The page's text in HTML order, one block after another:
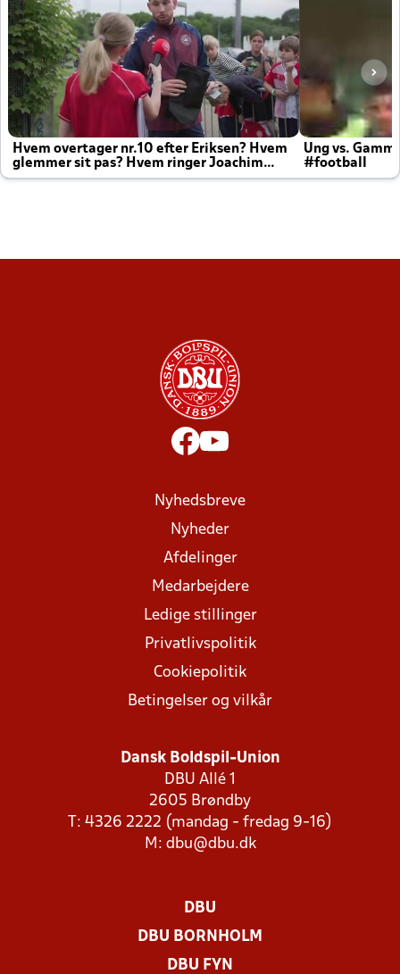
Hvem overtager nr.10 efter Eriksen? Hvem
glemmer sit pas? Hvem ringer Joachim
altid til efter kampe?
Ung vs.
#football
Nyhedsbreve
Nyheder
Afdelinger
Medarbejdere
Ledige stillinger
Privatlivspolitik
Cookiepolitik
Betingelser og vilkår
Dansk Boldspil-Union
DBU Allé 1
2605 Brøndby
T: 4326 2222 (mandag - fredag 9-16)
M: dbu@dbu.dk
DBU
DBU BORNHOLM
DBU FYN